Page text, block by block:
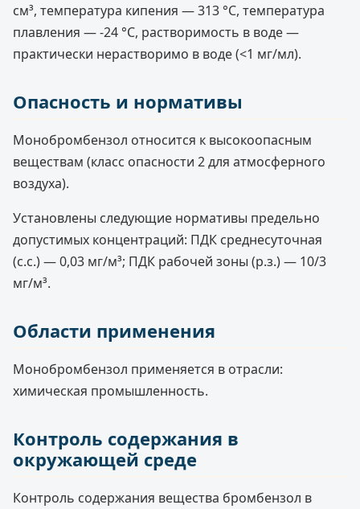
см³, температура кипения — 313 °C, температура
плавления — -24 °C, растворимость в воде —
практически нерастворимо в воде (<1 мг/мл).
Опасность и нормативы
Монобромбензол относится к высокоопасным
веществам (класс опасности 2 для атмосферного
воздуха).
Установлены следующие нормативы предельно
допустимых концентраций: ПДК среднесуточная
(с.с.) — 0,03 мг/м³; ПДК рабочей зоны (р.з.) — 10/3
мг/м³.
Области применения
Монобромбензол применяется в отрасли:
химическая промышленность.
Контроль содержания в
окружающей среде
Контроль содержания вещества бромбензол в